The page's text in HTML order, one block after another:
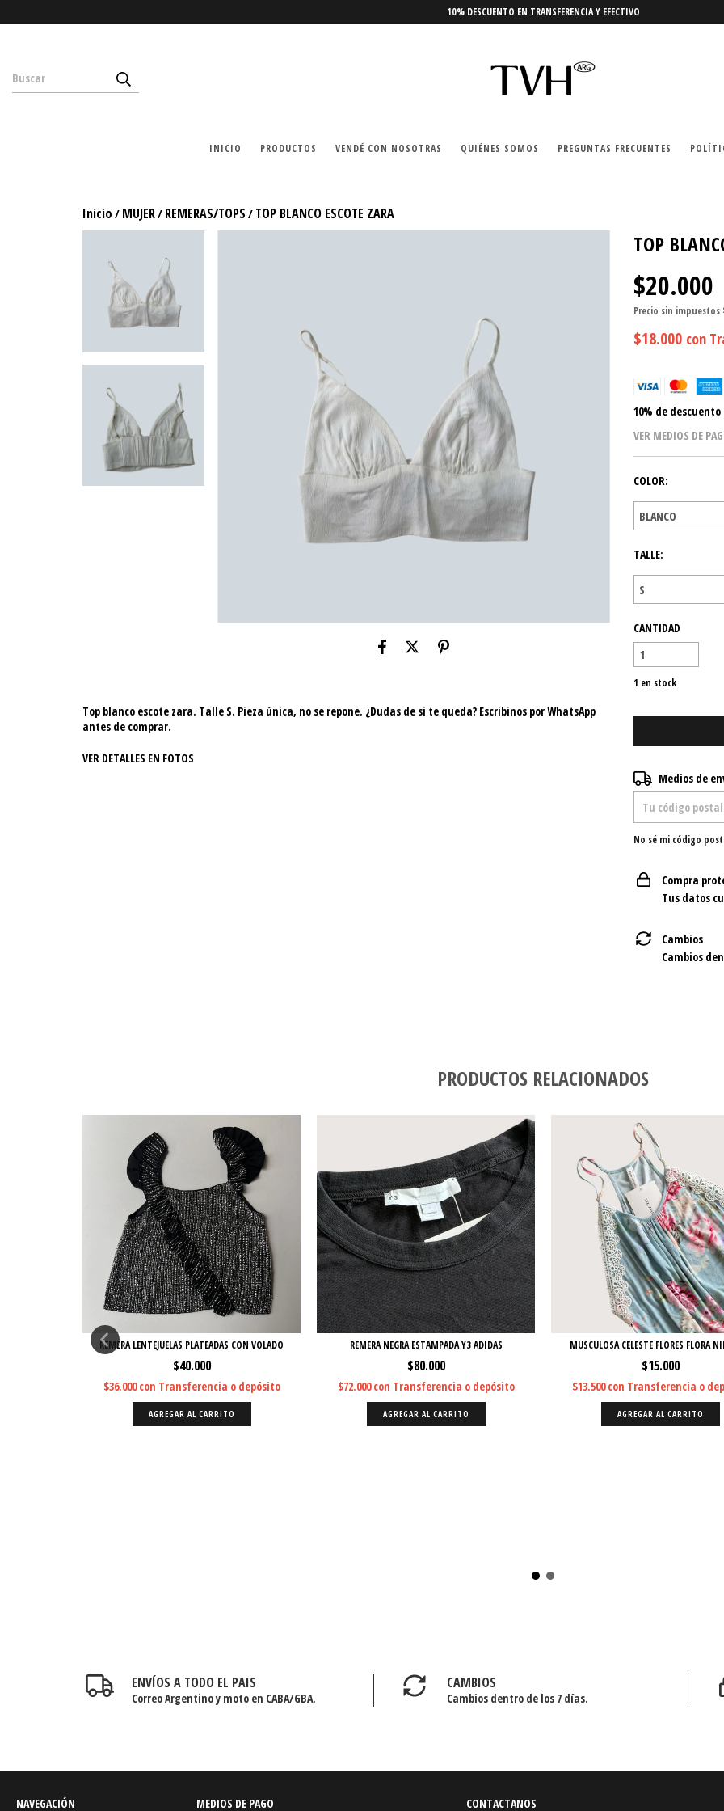
10% DESCUENTO EN TRANSFERENCIA Y EFECTIVO
INICIO PRODUCTOS VENDÉ CON NOSOTRAS QUIÉNES SOMOS PREGUNTAS FRECUENTES
Inicio / MUJER/ REMERAS/TOPS / TOP BLANCO ESCOTE ZARA
Top blanco escote zara. Talle S. Pieza única, no se repone. ¿Dudas de si te queda? Escribinos por WhatsApp
antes de comprar.
VER DETALLES EN FOTOS
TOP
$20.000
Precio sin impuestos
$18.000 con
10% de descuento
VER MEDIOS DE
COLOR:
TALLE:
CANTIDAD
1 en stock
Entregas para el
Medios de
No sé mi código
Compra
Tus datos
Cambios
Cambios
PRODUCTOS RELACIONADOS
REMERA LENTEJUELAS PLATEADAS CON VOLADO
$40.000
$36.000con Transferencia o depósito
AGREGAR AL CARRITO
REMERA NEGRA ESTAMPADA Y3 ADIDAS
$80.000
$72.000con Transferencia o depósito
AGREGAR AL CARRITO
MUSCULOSA CELESTE FLORES FLORA
$15.000
$13.500con Transferencia o
AGREGAR AL CARRITO
ENVÍOS A TODO EL PAIS
Correo Argentino y moto en CABA/GBA.
CAMBIOS
Cambios dentro de los 7 días.
NAVEGACIÓN MEDIOS DE PAGO CONTACTANOS